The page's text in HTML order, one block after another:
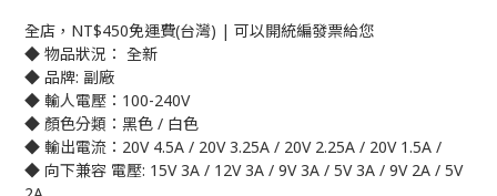
全店，NT$450免運費(台灣) | 可以開統編發票給您
◆ 物品狀況： 全新
◆ 品牌: 副廠
◆ 輸人電壓：100-240V
◆ 顏色分類：黑色 / 白色
◆ 輸出電流：20V 4.5A / 20V 3.25A / 20V 2.25A / 20V 1.5A /
◆ 向下兼容 電壓: 15V 3A / 12V 3A / 9V 3A / 5V 3A / 9V 2A / 5V